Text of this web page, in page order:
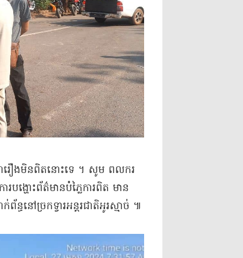
ជា​រឿង​មិន​ពិត​នោះទេ ។ សូម ពលករ​
បង្ហោះ​ព័ត៌មាន​បំភ្លៃ​ការពិត មាន​
នៅ​ច្រកទ្វារ​អន្តរជាតិ​អូរ​ស្មាច់ ៕